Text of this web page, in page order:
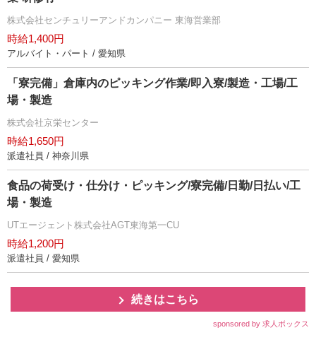
株式会社センチュリーアンドカンパニー 東海営業部
時給1,400円
アルバイト・パート / 愛知県
「寮完備」倉庫内のピッキング作業/即入寮/製造・工場/工
場・製造
株式会社京栄センター
時給1,650円
派遣社員 / 神奈川県
食品の荷受け・仕分け・ピッキング/寮完備/日勤/日払い/工
場・製造
UTエージェント株式会社AGT東海第一CU
時給1,200円
派遣社員 / 愛知県
続きはこちら
sponsored by 求人ボックス